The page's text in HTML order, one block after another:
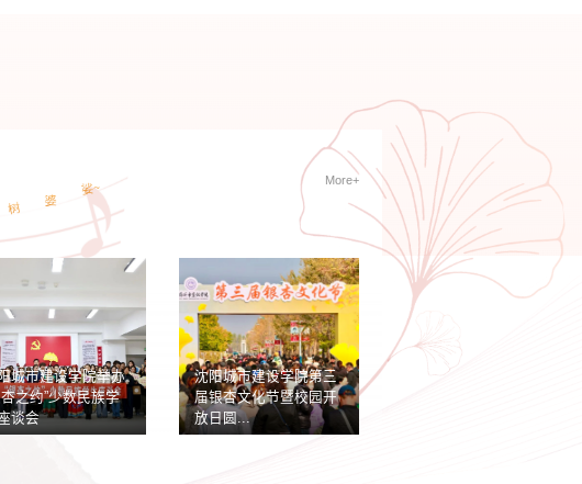
More+
全国劳动模范杨建华做
客沈阳城市建设学院银
杏树讲坛
银杏文化节